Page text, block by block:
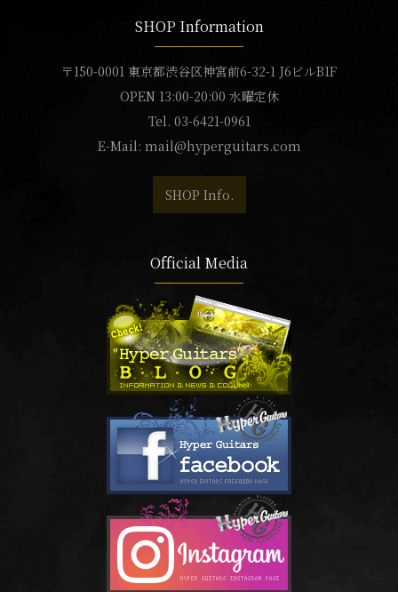
SHOP Information
〒150-0001 東京都渋谷区神宮前6-32-1 J6ビルB1F
OPEN 13:00-20:00 水曜定休
Tel. 03-6421-0961
E-Mail: mail@hyperguitars.com
SHOP Info.
Official Media